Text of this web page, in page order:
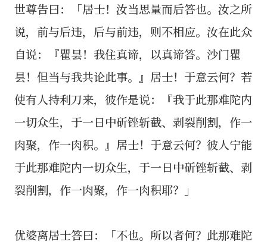
世尊告曰：「居士！汝当思量而后答也。汝之所
说，前与后违，后与前违，则不相应。汝在此众
自说：『瞿昙！我住真谛，以真谛答。沙门瞿
昙！但当与我共论此事。』居士！于意云何？若
使有人持利刀来，彼作是说：『我于此那难陀内
一切众生，于一日中斫锉斩截、剥裂削割，作一
肉聚，作一肉积。』居士！于意云何？彼人宁能
于此那难陀内一切众生，于一日中斫锉斩截、剥
裂削割，作一肉聚，作一肉积耶？」
优婆离居士答曰：「不也。所以者何？此那难陀